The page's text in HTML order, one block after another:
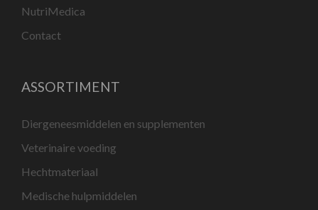
NutriMedica
Contact
ASSORTIMENT
Diergeneesmiddelen en supplementen
Veterinaire voeding
Hechtmateriaal
Medische hulpmiddelen